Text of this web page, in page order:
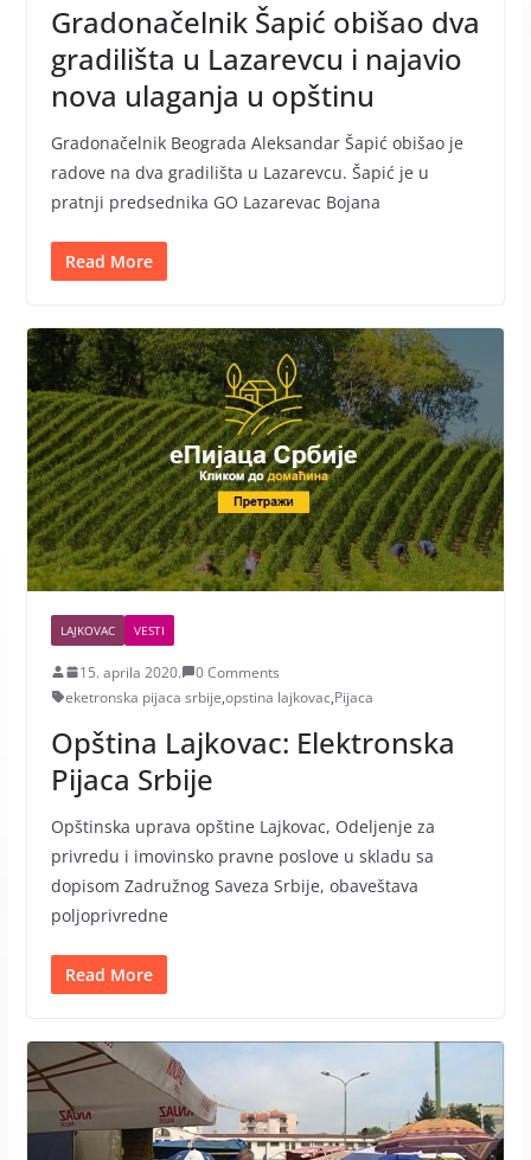
Gradonačelnik Šapić obišao dva
gradilišta u Lazarevcu i najavio
nova ulaganja u opštinu
Gradonačelnik Beograda Aleksandar Šapić obišao je
radove na dva gradilišta u Lazarevcu. Šapić je u
pratnji predsednika GO Lazarevac Bojana
Read More
LAJKOVAC VESTI
15. aprila 2020.
0 Comments
eketronska pijaca srbije,opstina lajkovac,Pijaca
Opština Lajkovac: Elektronska
Pijaca Srbije
Opštinska uprava opštine Lajkovac, Odeljenje za
privredu i imovinsko pravne poslove u skladu sa
dopisom Zadružnog Saveza Srbije, obaveštava
poljoprivredne
Read More